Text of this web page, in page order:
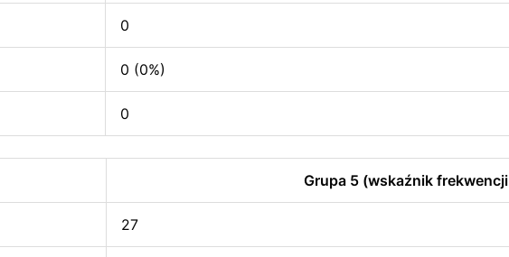
0
0 (0%)
0
Grupa 5 (wskaźnik
27